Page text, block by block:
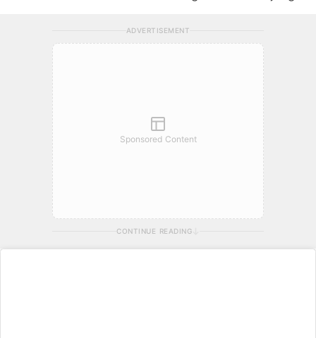
ADVERTISEMENT
Sponsored Content
CONTINUE READING